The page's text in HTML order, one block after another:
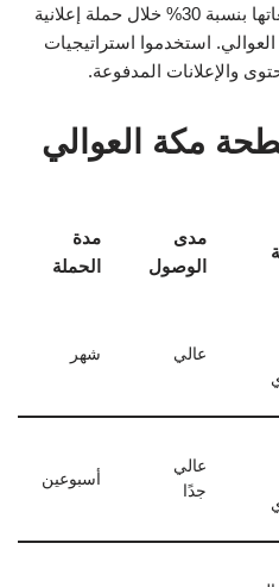
نجحت شركة XYZ في زيادة مبيعاتها بنسبة 30% خلال حملة إعلانية
استخدموا استراتيجيات
والإعلانات المدفوعة.
مكة العوالي
مدى
الوصول
مدة
الحملة
عالي شهر
عالي
جدًا
أسبوعين